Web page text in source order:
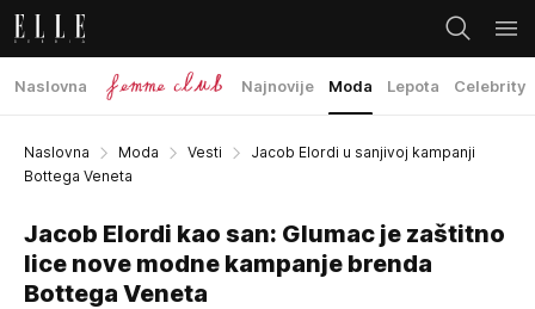
Naslovna Najnovije Moda Lepota Celebrity
Naslovna Moda Vesti
Jacob Elordi u sanjivoj kampanji
Bottega Veneta
Jacob Elordi kao san: Glumac je zaštitno
lice nove modne kampanje brenda
Bottega Veneta